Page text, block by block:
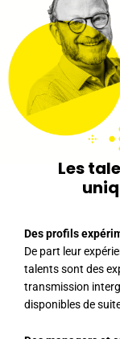
Les
Des profils
De part leur
talents sont des
transmission
disponibles de